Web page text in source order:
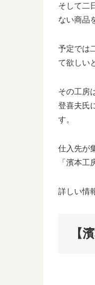
そして二
ない商品
予定では
て欲しい
その工房
登喜夫氏
す。
仕入先が
「濱本工
詳しい情
【